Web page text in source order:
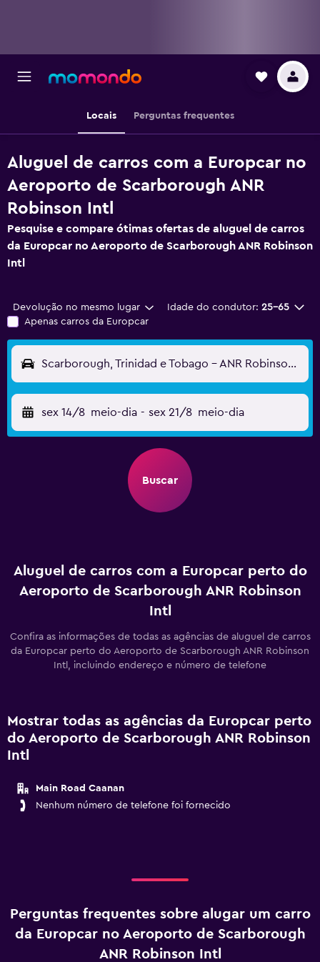
Locais Perguntas frequentes
Aluguel de carros com a Europcar no
Aeroporto de Scarborough ANR
Robinson Intl
Pesquise e compare ótimas ofertas de aluguel de carros
da Europcar no Aeroporto de Scarborough ANR Robinson
Intl
Devolução no mesmo lugar Idade do condutor: 25-65
Apenas carros da Europcar
Scarborough, Trinidad e Tobago - ANR Robinson Intl (TAB)
sex 14/8 meio-dia - sex 21/8 meio-dia
Buscar
Aluguel de carros com a Europcar perto do
Aeroporto de Scarborough ANR Robinson
Intl
Confira as informações de todas as agências de aluguel de carros
da Europcar perto do Aeroporto de Scarborough ANR Robinson
Intl, incluindo endereço e número de telefone
Mostrar todas as agências da Europcar perto
do Aeroporto de Scarborough ANR Robinson
Intl
Main Road Caanan
Nenhum número de telefone foi fornecido
Perguntas frequentes sobre alugar um carro
da Europcar no Aeroporto de Scarborough
ANR Robinson Intl